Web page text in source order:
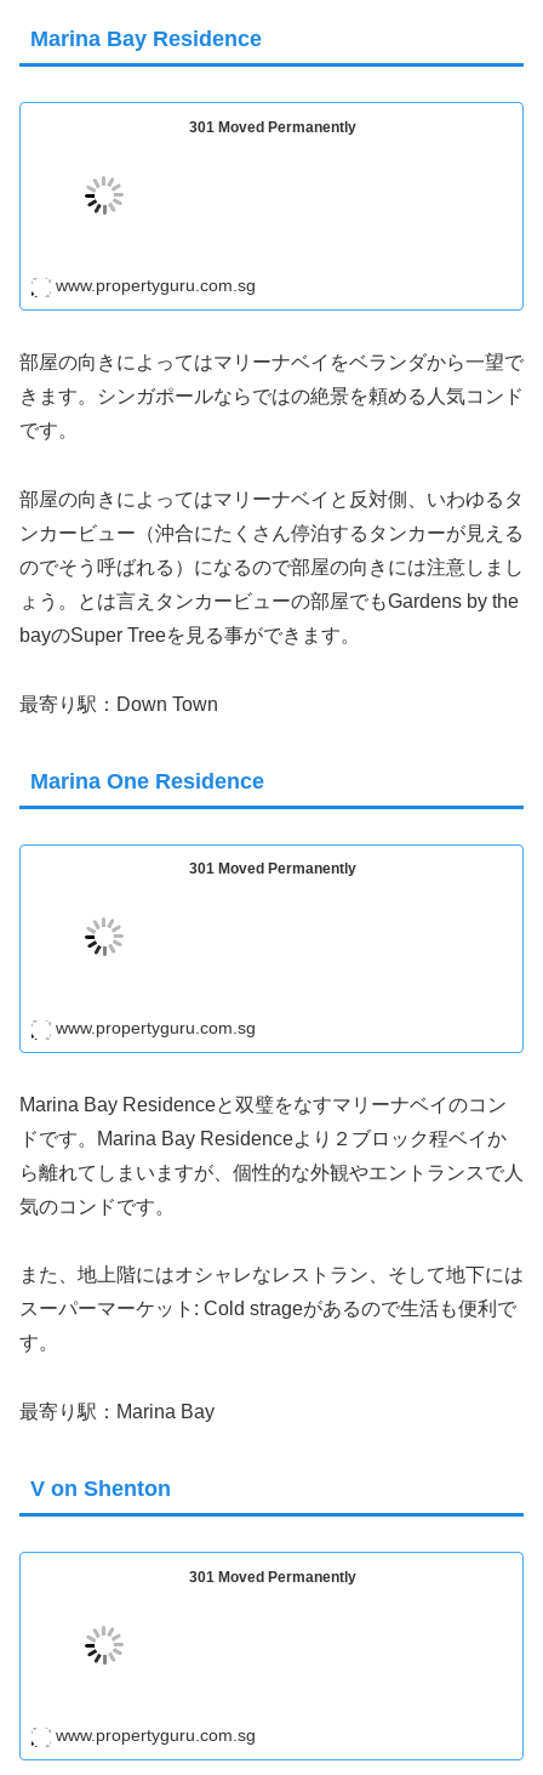
Marina Bay Residence
301 Moved Permanently
www.propertyguru.com.sg
部屋の向きによってはマリーナベイをベランダから一望で
きます。シンガポールならではの絶景を頼める人気コンド
です。
部屋の向きによってはマリーナベイと反対側、いわゆるタ
ンカービュー（沖合にたくさん停泊するタンカーが見える
のでそう呼ばれる）になるので部屋の向きには注意しまし
ょう。とは言えタンカービューの部屋でもGardens by the
bayのSuper Treeを見る事ができます。
最寄り駅：Down Town
Marina One Residence
301 Moved Permanently
www.propertyguru.com.sg
Marina Bay Residenceと双璧をなすマリーナベイのコン
ドです。Marina Bay Residenceより２ブロック程ベイか
ら離れてしまいますが、個性的な外観やエントランスで人
気のコンドです。
また、地上階にはオシャレなレストラン、そして地下には
スーパーマーケット: Cold strageがあるので生活も便利で
す。
最寄り駅：Marina Bay
V on Shenton
301 Moved Permanently
www.propertyguru.com.sg